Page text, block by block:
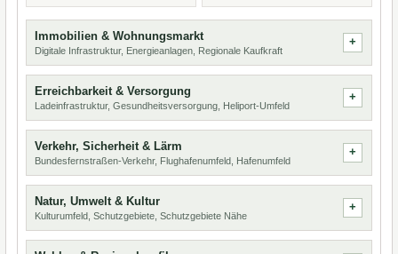
Immobilien & Wohnungsmarkt
Digitale Infrastruktur, Energieanlagen, Regionale Kaufkraft
Erreichbarkeit & Versorgung
Ladeinfrastruktur, Gesundheitsversorgung, Heliport-Umfeld
Verkehr, Sicherheit & Lärm
Bundesfernstraßen-Verkehr, Flughafenumfeld, Hafenumfeld
Natur, Umwelt & Kultur
Kulturumfeld, Schutzgebiete, Schutzgebiete Nähe